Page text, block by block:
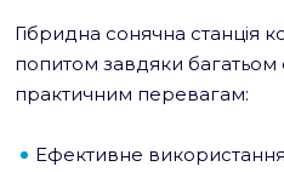
Гібридна сонячна станція
попитом завдяки багатьом
практичним перевагам:
Ефективне